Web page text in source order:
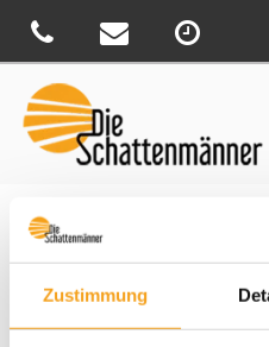
Zustimmung
Sie sind hier:
Veröffentlicht
20. November 2017